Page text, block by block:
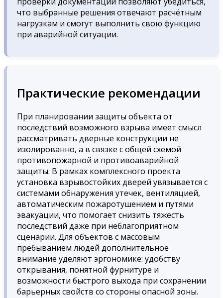
что выбранные решения отвечают расчётным
нагрузкам и смогут выполнить свою функцию
при аварийной ситуации.
Практические рекомендации
При планировании защиты объекта от
последствий возможного взрыва имеет смысл
рассматривать дверные конструкции не
изолированно, а в связке с общей схемой
противопожарной и противоаварийной
защиты. В рамках комплексного проекта
установка взрывостойких дверей увязывается с
системами обнаружения утечек, вентиляцией,
автоматическим пожаротушением и путями
эвакуации, что помогает снизить тяжесть
последствий даже при неблагоприятном
сценарии. Для объектов с массовым
пребыванием людей дополнительное
внимание уделяют эргономике: удобству
открывания, понятной фурнитуре и
возможности быстрого выхода при сохранении
барьерных свойств со стороны опасной зоны.